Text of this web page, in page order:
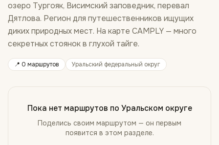
озеро Тургояк, Висимский заповедник, перевал
Дятлова. Регион для путешественников ищущих
диких природных мест. На карте CAMPLY — много
секретных стоянок в глухой тайге.
📍 0 маршрутов Уральский федеральный округ
Пока нет маршрутов по Уральском округе
Поделись своим маршрутом — он первым
появится в этом разделе.